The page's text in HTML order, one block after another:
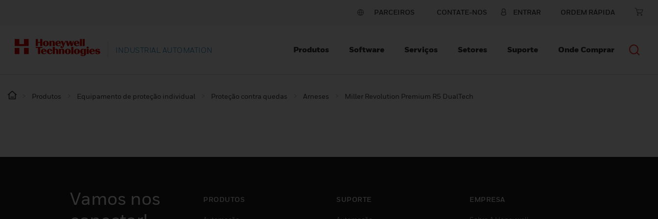
PARCEIROS CONTATE-NOS ENTRAR ORDEM RÁPIDA
INDUSTRIAL AUTOMATION Produtos Software Serviços Setores Suporte Onde Comprar
Produtos Equipamento de proteção individual Proteção contra quedas Arneses Miller Revolution Premium R5 DualTech
Vamos nos
PRODUTOS SUPORTE EMPRESA